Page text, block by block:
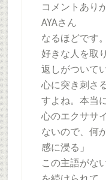
コメントあり
AYAさん
なるほどです。
好きな人を取
返しがついて
心に突き刺さ
すよね。本当
心のエクササ
ないので、何
感に浸る」
この主語がな